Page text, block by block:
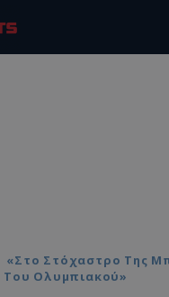
«Στο Στόχαστρο Της
Ολυμπιακού»